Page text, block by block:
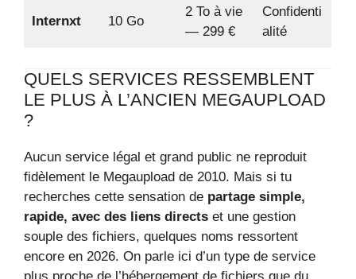
Internxt 10 Go
2 To à vie
— 299 €
Confidenti
alité
QUELS SERVICES RESSEMBLENT
LE PLUS À L’ANCIEN MEGAUPLOAD
?
Aucun service légal et grand public ne reproduit
fidèlement le Megaupload de 2010. Mais si tu
recherches cette sensation de partage simple,
rapide, avec des liens directs et une gestion
souple des fichiers, quelques noms ressortent
encore en 2026. On parle ici d’un type de service